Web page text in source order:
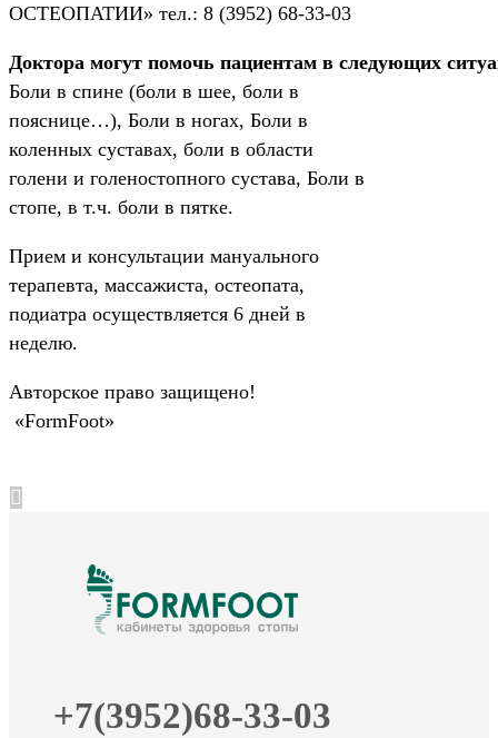
ОСТЕОПАТИИ» тел.: 8 (3952) 68-33-03
Доктора могут помочь пациентам в следующих
Боли в спине (боли в шее, боли в
пояснице…), Боли в ногах, Боли в
коленных суставах, боли в области
голени и голеностопного сустава, Боли в
стопе, в т.ч. боли в пятке.
Прием и консультации мануального
терапевта, массажиста, остеопата,
подиатра осуществляется 6 дней в
неделю.
Авторское право защищено!
«FormFoot»
+7(3952)68-33-03